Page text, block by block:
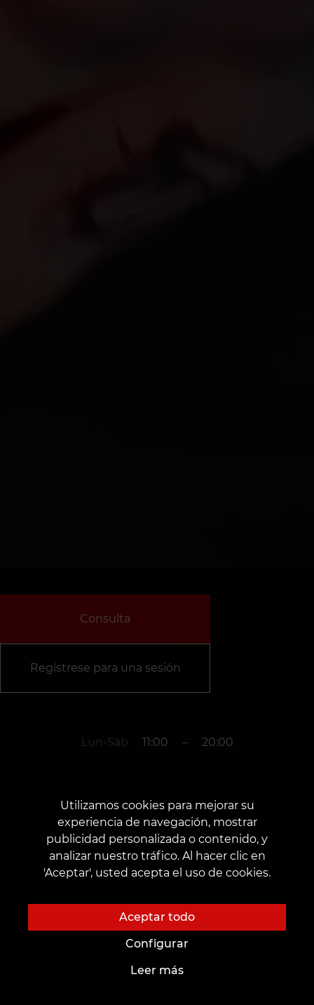
año. Valencia
Calle Jesús 24 Bajo Izquierda de Valencia
Fecha de apertura: 11 de septiembre de 2022
Consulta
Regístrese para una sesión
Lun-Sáb 11:00 – 20:00
Utilizamos cookies para mejorar su
experiencia de navegación, mostrar
publicidad personalizada o contenido, y
analizar nuestro tráfico. Al hacer clic en
'Aceptar', usted acepta el uso de cookies.
Aceptar todo
Configurar
Leer más